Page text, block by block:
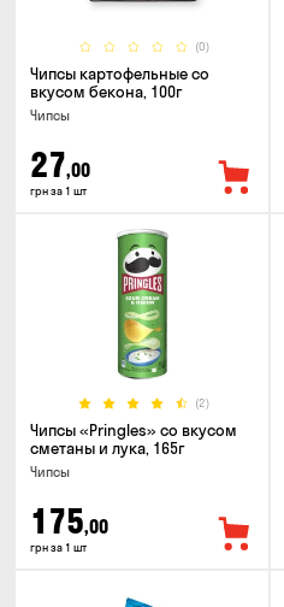
(0)
Чипсы картофельные со
вкусом бекона, 100г
Чипсы
27,00
грн за 1 шт
(2)
Чипсы «Pringles» со вкусом
сметаны и лука, 165г
Чипсы
175,00
грн за 1 шт